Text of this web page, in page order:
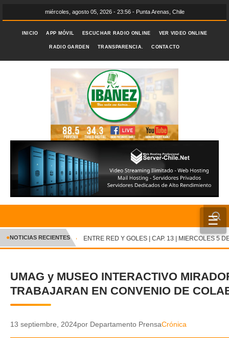
miércoles, agosto 05, 2026 - 23:56 - Punta Arenas, Chile
INICIO APP MÓVIL ESCUCHAR RADIO ONLINE VER VIDEO ONLINE
RADIO GARDEN TRANSPARENCIA. CONTACTO
☰
INICIO
CRÓNICA
DEPORTES
POLICIAL
✕
●NOTICIAS RECIENTES ENTRE RED Y GOLES | CAP. 13 | MIERCOLES 5 DE
UMAG y MUSEO INTERACTIVO
TRABAJARAN EN CONVENIO DE
13 septiembre, 2024por Departamento PrensaCrónica